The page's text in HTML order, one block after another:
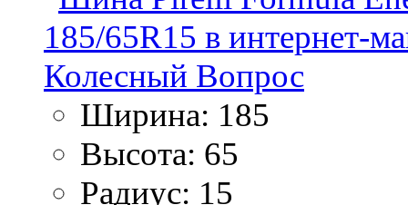
Ширина: 185
Высота: 65
Радиус: 15